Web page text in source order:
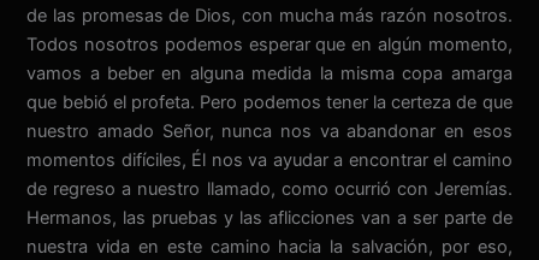
de las promesas de Dios, con mucha más razón nosotros.
Todos nosotros podemos esperar que en algún momento,
vamos a beber en alguna medida la misma copa amarga
que bebió el profeta. Pero podemos tener la certeza de que
nuestro amado Señor, nunca nos va abandonar en esos
momentos difíciles, Él nos va ayudar a encontrar el camino
de regreso a nuestro llamado, como ocurrió con Jeremías.
Hermanos, las pruebas y las aflicciones van a ser parte de
nuestra vida en este camino hacia la salvación, por eso,